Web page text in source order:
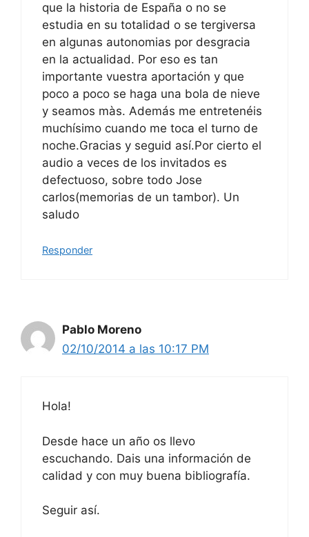
que la historia de España o no se
estudia en su totalidad o se tergiversa
en algunas autonomias por desgracia
en la actualidad. Por eso es tan
importante vuestra aportación y que
poco a poco se haga una bola de nieve
y seamos màs. Además me entretenéis
muchísimo cuando me toca el turno de
noche.Gracias y seguid así.Por cierto el
audio a veces de los invitados es
defectuoso, sobre todo Jose
carlos(memorias de un tambor). Un
saludo
Responder
Pablo Moreno
02/10/2014 a las 10:17 PM
Hola!
Desde hace un año os llevo
escuchando. Dais una información de
calidad y con muy buena bibliografía.
Seguir así.